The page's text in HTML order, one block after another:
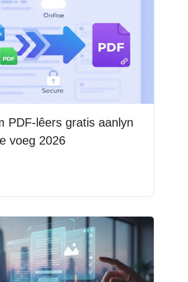
PDF-lêers gratis aanlyn
voeg 2026